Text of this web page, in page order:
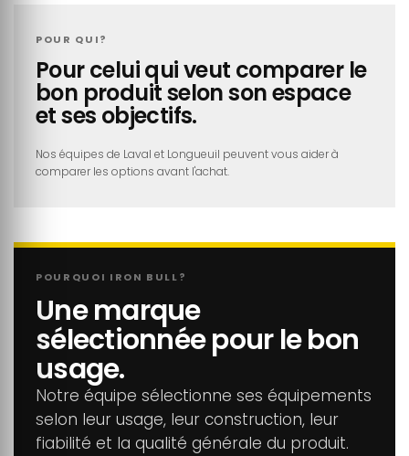
POUR QUI?
Pour celui qui veut comparer le
bon produit selon son espace
et ses objectifs.
Nos équipes de Laval et Longueuil peuvent vous aider à
comparer les options avant l'achat.
POURQUOI IRON BULL?
Une marque
sélectionnée pour le bon
usage.
Notre équipe sélectionne ses équipements
selon leur usage, leur construction, leur
fiabilité et la qualité générale du produit.